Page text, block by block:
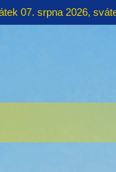
07. srpna 2026,